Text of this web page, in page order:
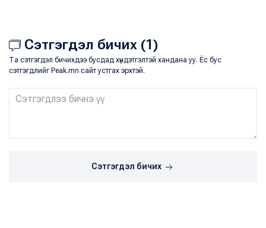
Сэтгэгдэл бичих (1)
Та сэтгэгдэл бичихдээ бусдад хүндэтгэлтэй хандана уу. Ёс бус
сэтгэгдлийг Peak.mn сайт устгах эрхтэй.
Сэтгэгдэл бичих